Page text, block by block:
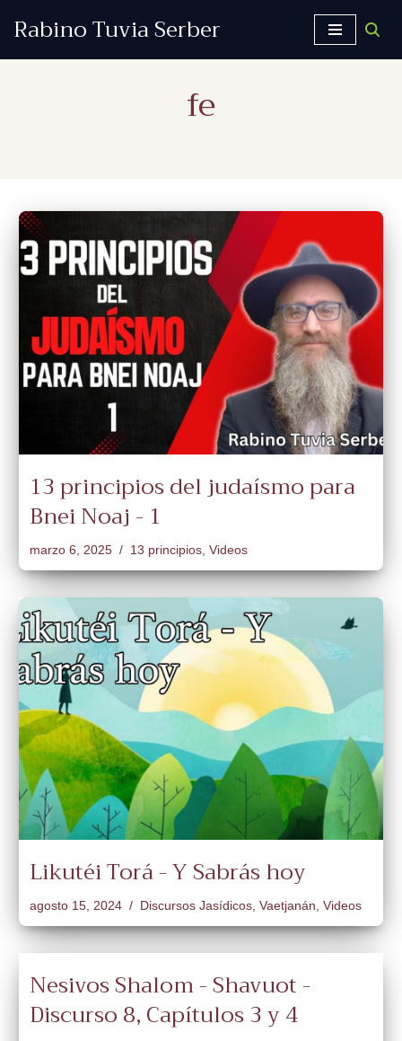
Rabino Tuvia Serber
fe
13 principios del judaísmo para
Bnei Noaj - 1
marzo 6, 2025 13 principios Videos
Likutéi Torá - Y Sabrás hoy
agosto 15, 2024 Discursos Jasídicos, Vaetjanán, Videos
Nesivos Shalom - Shavuot -
Discurso 8, Capítulos 3 y 4